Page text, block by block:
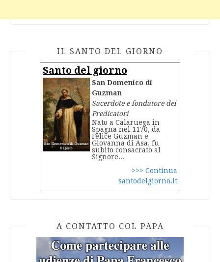
IL SANTO DEL GIORNO
Santo del giorno
San Domenico di
Guzman
Sacerdote e fondatore dei
Predicatori
Nato a Calaruega in
Spagna nel 1170, da
Felice Guzman e
Giovanna di Asa, fu
subito consacrato al
Signore...
>>> Continua
santodelgiorno.it
A CONTATTO COL PAPA